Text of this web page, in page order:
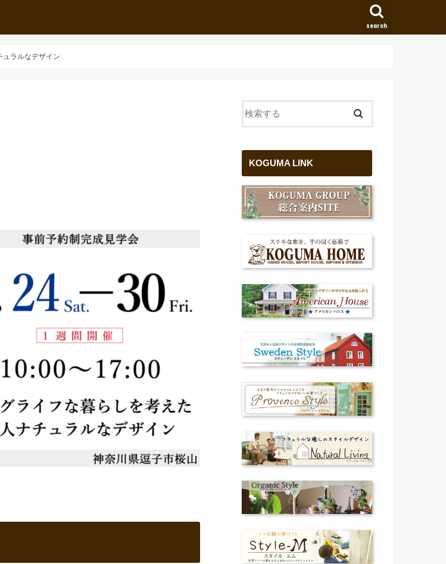
search
ュラルなデザイン
KOGUMA LINK